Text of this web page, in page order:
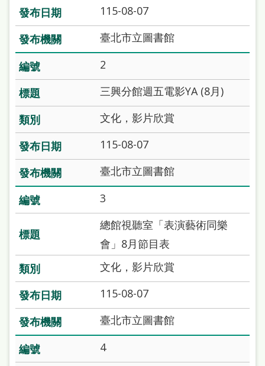
覽
閱
讀
網
兒
童
版
常
見
問
答
雙
語
詞
彙
台
北
通
115-08-07
臺北市立圖書館
2
三興分館週五電影YA (8月)
文化，影片欣賞
115-08-07
臺北市立圖書館
3
總館視聽室「表演藝術同樂
會」8月節目表
文化，影片欣賞
115-08-07
臺北市立圖書館
4